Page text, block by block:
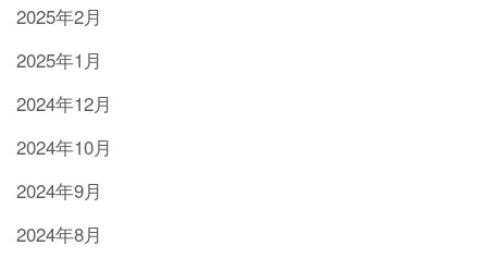
2025年2月
2025年1月
2024年12月
2024年10月
2024年9月
2024年8月